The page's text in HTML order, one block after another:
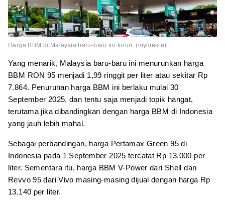
Harga BBM di Malaysia baru-baru ini turun. (mymesra)
Yang menarik, Malaysia baru-baru ini menurunkan harga
BBM RON 95 menjadi 1,99 ringgit per liter atau sekitar Rp
7.864. Penurunan harga BBM ini berlaku mulai 30
September 2025, dan tentu saja menjadi topik hangat,
terutama jika dibandingkan dengan harga BBM di Indonesia
yang jauh lebih mahal.
Sebagai perbandingan, harga Pertamax Green 95 di
Indonesia pada 1 September 2025 tercatat Rp 13.000 per
liter. Sementara itu, harga BBM V-Power dari Shell dan
Revvo 95 dari Vivo masing-masing dijual dengan harga Rp
13.140 per liter.